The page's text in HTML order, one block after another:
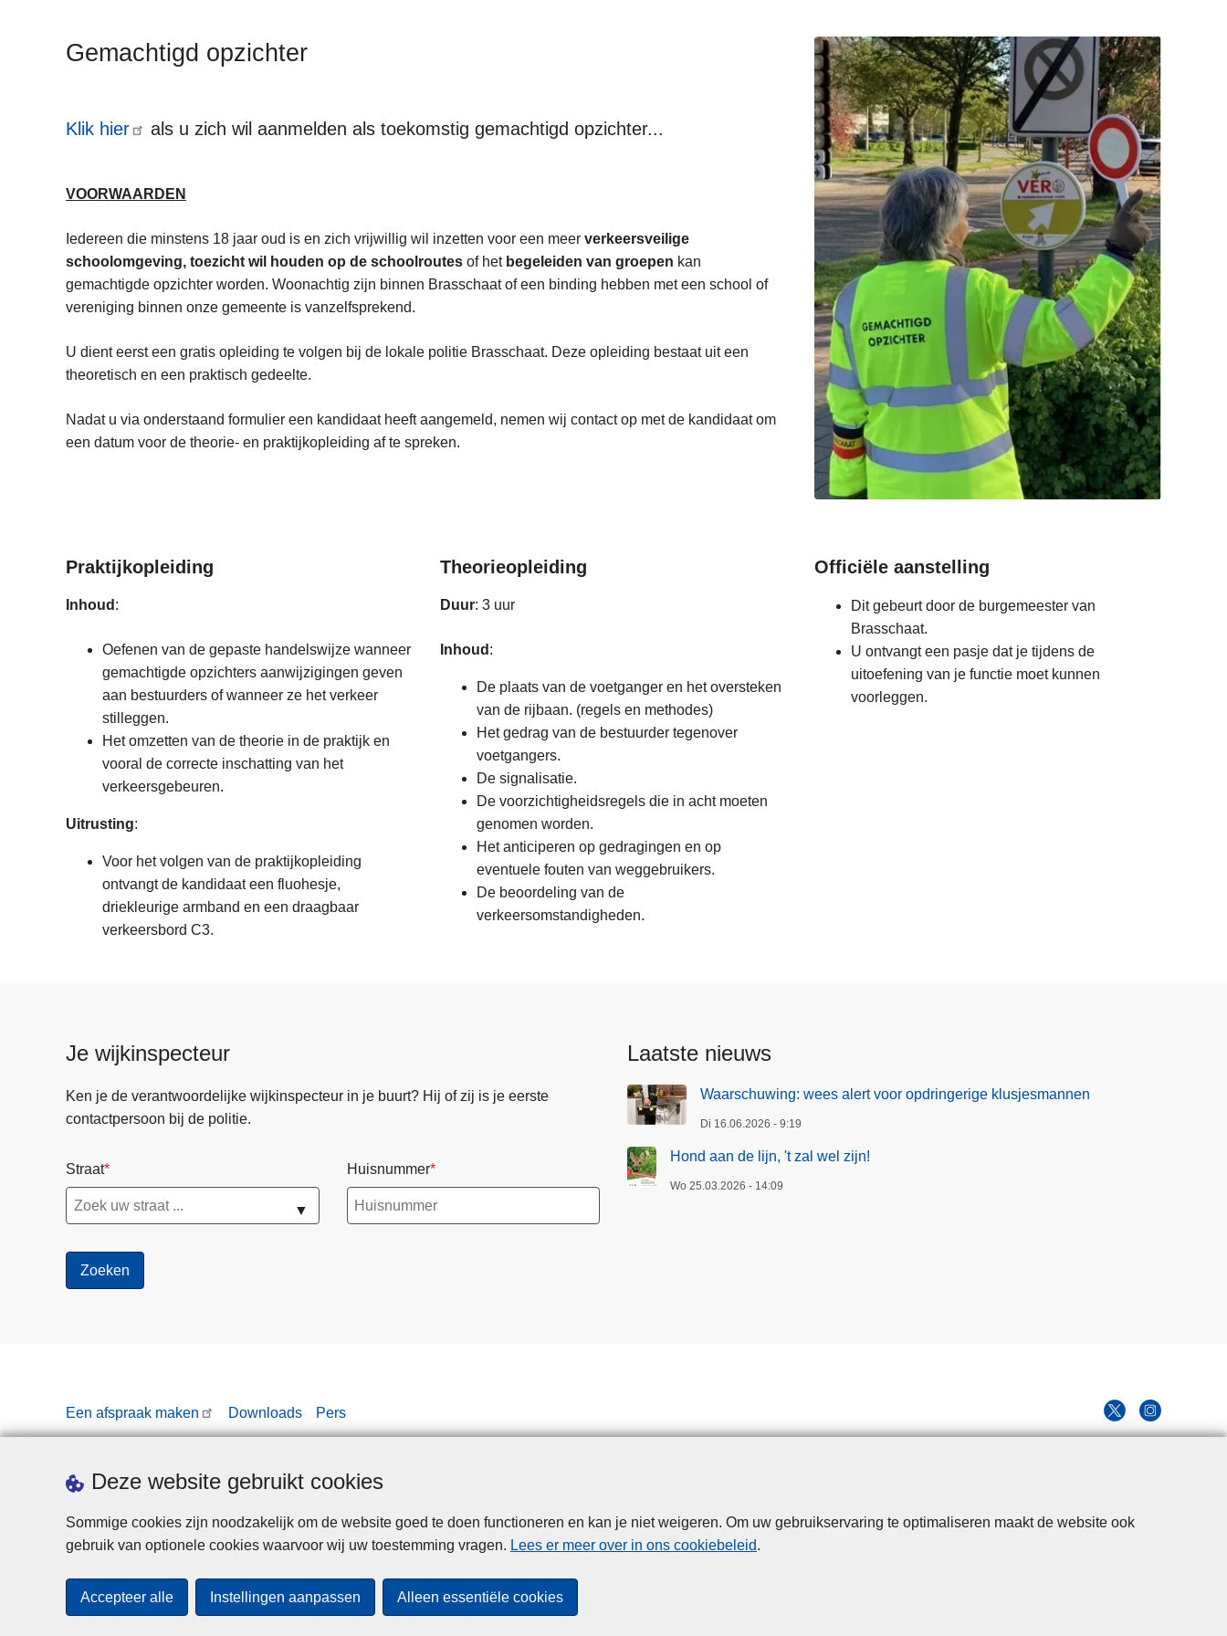
Deze website gebruikt cookies
Sommige cookies zijn noodzakelijk om de website goed te doen functioneren en kan je niet weigeren. Om uw gebruikservaring te optimaliseren maakt de website ook
gebruik van optionele cookies waarvoor wij uw toestemming vragen. Lees er meer over in ons cookiebeleid.
Accepteer alle Instellingen aanpassen Alleen essentiële cookies
Gemachtigd opzichter
Klik hier als u zich wil aanmelden als toekomstig gemachtigd opzichter...
VOORWAARDEN
Iedereen die minstens 18 jaar oud is en zich vrijwillig wil inzetten voor een meer verkeersveilige
schoolomgeving, toezicht wil houden op de schoolroutes of het begeleiden van groepen kan
gemachtigde opzichter worden. Woonachtig zijn binnen Brasschaat of een binding hebben met een school of
vereniging binnen onze gemeente is vanzelfsprekend.
U dient eerst een gratis opleiding te volgen bij de lokale politie Brasschaat. Deze opleiding bestaat uit een
theoretisch en een praktisch gedeelte.
Nadat u via onderstaand formulier een kandidaat heeft aangemeld, nemen wij contact op met de kandidaat om
een datum voor de theorie- en praktijkopleiding af te spreken.
Praktijkopleiding
Inhoud :
Oefenen van de gepaste handelswijze wanneer
gemachtigde opzichters aanwijzigingen geven
aan bestuurders of wanneer ze het verkeer
stilleggen.
Het omzetten van de theorie in de praktijk en
vooral de correcte inschatting van het
verkeersgebeuren.
Uitrusting:
Voor het volgen van de praktijkopleiding
ontvangt de kandidaat een fluohesje,
driekleurige armband en een draagbaar
verkeersbord C3.
Theorieopleiding
Duur: 3 uur
Inhoud :
De plaats van de voetganger en het oversteken
van de rijbaan. (regels en methodes)
Het gedrag van de bestuurder tegenover
voetgangers.
De signalisatie.
De voorzichtigheidsregels die in acht moeten
genomen worden.
Het anticiperen op gedragingen en op
eventuele fouten van weggebruikers.
De beoordeling van de
verkeersomstandigheden.
Officiële aanstelling
Dit gebeurt door de burgemeester van
Brasschaat.
U ontvangt een pasje dat je tijdens de
uitoefening van je functie moet kunnen
voorleggen.
Je wijkinspecteur
Ken je de verantwoordelijke wijkinspecteur in je buurt? Hij of zij is je eerste
contactpersoon bij de politie.
Straat
▼
Huisnummer
Laatste nieuws
Waarschuwing: wees alert voor opdringerige klusjesmannen
Di 16.06.2026 - 9:19
Hond aan de lijn, 't zal wel zijn!
Wo 25.03.2026 - 14:09
Een afspraak maken Downloads Pers
Disclaimer Privacy Cookies Toegankelijkheid
© 2026 Politie.be